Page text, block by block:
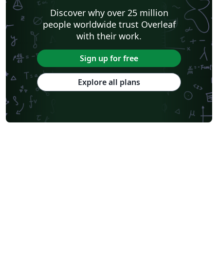
Discover why over 25 million
people worldwide trust Overleaf
with their work.
Sign up for free
Explore all plans